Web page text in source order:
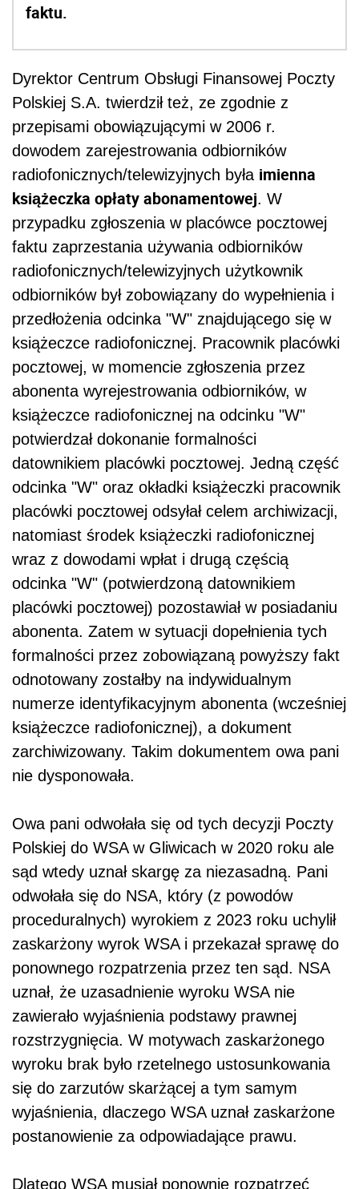
faktu.
Dyrektor Centrum Obsługi Finansowej Poczty
Polskiej S.A. twierdził też, ze zgodnie z
przepisami obowiązującymi w 2006 r.
dowodem zarejestrowania odbiorników
radiofonicznych/telewizyjnych była imienna
książeczka opłaty abonamentowej. W
przypadku zgłoszenia w placówce pocztowej
faktu zaprzestania używania odbiorników
radiofonicznych/telewizyjnych użytkownik
odbiorników był zobowiązany do wypełnienia i
przedłożenia odcinka "W" znajdującego się w
książeczce radiofonicznej. Pracownik placówki
pocztowej, w momencie zgłoszenia przez
abonenta wyrejestrowania odbiorników, w
książeczce radiofonicznej na odcinku "W"
potwierdzał dokonanie formalności
datownikiem placówki pocztowej. Jedną część
odcinka "W" oraz okładki książeczki pracownik
placówki pocztowej odsyłał celem archiwizacji,
natomiast środek książeczki radiofonicznej
wraz z dowodami wpłat i drugą częścią
odcinka "W" (potwierdzoną datownikiem
placówki pocztowej) pozostawiał w posiadaniu
abonenta. Zatem w sytuacji dopełnienia tych
formalności przez zobowiązaną powyższy fakt
odnotowany zostałby na indywidualnym
numerze identyfikacyjnym abonenta (wcześniej
książeczce radiofonicznej), a dokument
zarchiwizowany. Takim dokumentem owa pani
nie dysponowała.
Owa pani odwołała się od tych decyzji Poczty
Polskiej do WSA w Gliwicach w 2020 roku ale
sąd wtedy uznał skargę za niezasadną. Pani
odwołała się do NSA, który (z powodów
proceduralnych) wyrokiem z 2023 roku uchylił
zaskarżony wyrok WSA i przekazał sprawę do
ponownego rozpatrzenia przez ten sąd. NSA
uznał, że uzasadnienie wyroku WSA nie
zawierało wyjaśnienia podstawy prawnej
rozstrzygnięcia. W motywach zaskarżonego
wyroku brak było rzetelnego ustosunkowania
się do zarzutów skarżącej a tym samym
wyjaśnienia, dlaczego WSA uznał zaskarżone
postanowienie za odpowiadające prawu.
Dlatego WSA musiał ponownie rozpatrzeć